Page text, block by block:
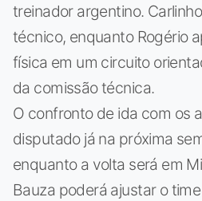
treinador argentino.
técnico, enquanto Rogério
física em um circuito
da comissão técnica.
O confronto de ida com os
disputado já na próxima
enquanto a volta será em
Bauza poderá ajustar o